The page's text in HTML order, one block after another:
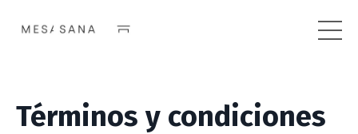
Términos y condiciones